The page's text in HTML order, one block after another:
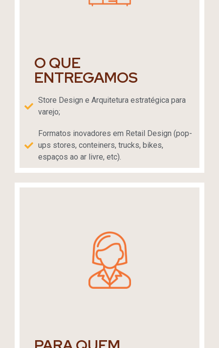
O QUE
ENTREGAMOS
Store Design e Arquitetura estratégica para
varejo;
Formatos inovadores em Retail Design (pop-
ups stores, conteiners, trucks, bikes,
espaços ao ar livre, etc).